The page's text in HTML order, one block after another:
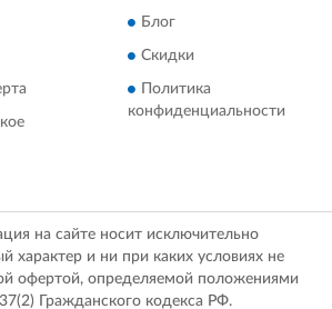
Блог
Скидки
Политика
конфиденциальности
на сайте носит исключительно
характер и ни при каких условиях не
офертой, определяемой положениями
Гражданского кодекса РФ.